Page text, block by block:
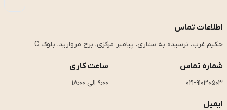
اطلاعات تماس
حکیم غرب، نرسیده به ستاری، پیامبر مرکزی، برج مروارید، بلوک C
شماره تماس
021-91030503
ساعت کاری
9:00 الی 18:00
ایمیل